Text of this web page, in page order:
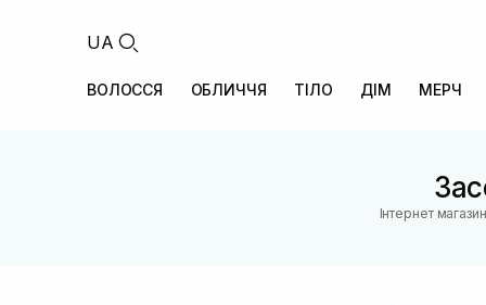
UA
ВОЛОССЯ ОБЛИЧЧЯ ТІЛО ДІМ МЕРЧ
Інтернет